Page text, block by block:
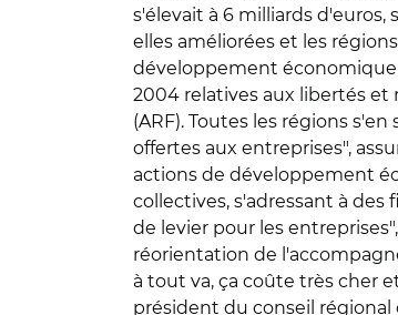
s'élevait à 6 milliards d'euros,
elles améliorées et les
développement économique
2004 relatives aux libertés et
(ARF). Toutes les régions
offertes aux entreprises",
actions de développement
collectives, s'adressant à des
de levier pour les
réorientation de
à tout va, ça coûte très cher
président du conseil régional